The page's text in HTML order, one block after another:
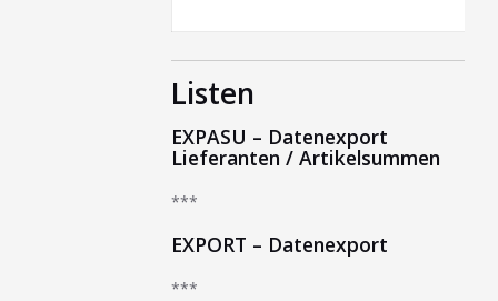
Listen
EXPASU – Datenexport
Lieferanten / Artikelsummen
***
EXPORT – Datenexport
***